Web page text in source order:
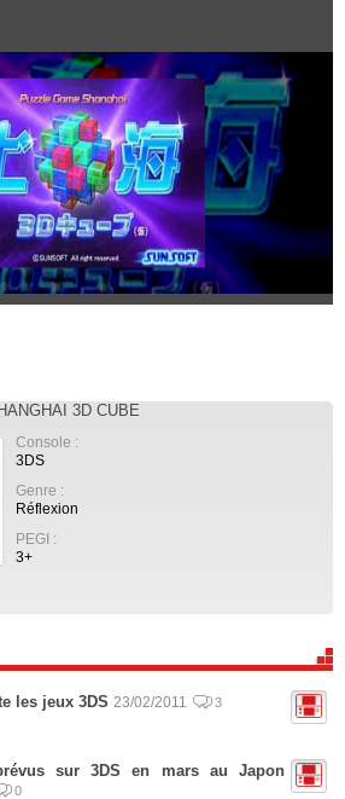
3D CUBE
Console :
3DS
Genre :
Réflexion
PEGI :
3+
les jeux 3DS 23/02/2011 3
sur 3DS en mars au Japon
0